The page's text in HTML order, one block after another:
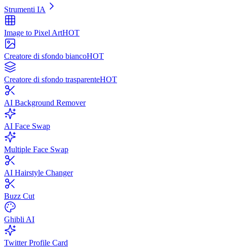
Strumenti IA
Image to Pixel ArtHOT
Creatore di sfondo biancoHOT
Creatore di sfondo trasparenteHOT
AI Background Remover
AI Face Swap
Multiple Face Swap
AI Hairstyle Changer
Buzz Cut
Ghibli AI
Twitter Profile Card